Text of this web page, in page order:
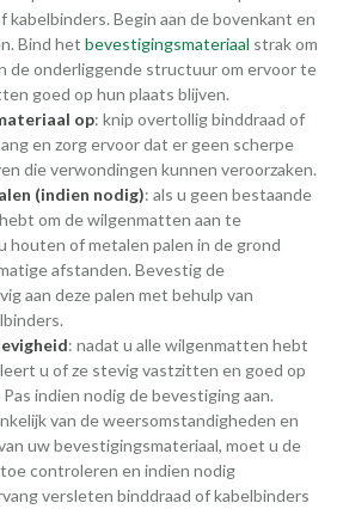
kabelbinders. Begin aan de bovenkant en
Bind het bevestigingsmateriaal strak om
de onderliggende structuur om ervoor te
goed op hun plaats blijven.
op: knip overtollig binddraad of
en zorg ervoor dat er geen scherpe
die verwondingen kunnen veroorzaken.
(indien nodig): als u geen bestaande
om de wilgenmatten aan te
houten of metalen palen in de grond
afstanden. Bevestig de
aan deze palen met behulp van
: nadat u alle wilgenmatten hebt
u of ze stevig vastzitten en goed op
indien nodig de bevestiging aan.
van de weersomstandigheden en
uw bevestigingsmateriaal, moet u de
controleren en indien nodig
versleten binddraad of kabelbinders